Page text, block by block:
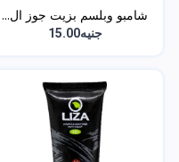
شامبو وبلسم بزيت جوز ال...
جنيه15.00